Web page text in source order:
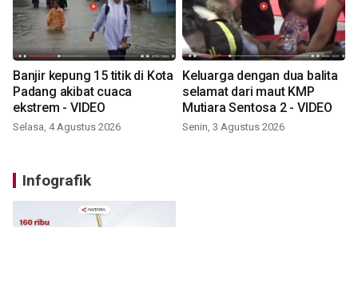
Banjir kepung 15 titik di Kota
Padang akibat cuaca
ekstrem - VIDEO
Selasa, 4 Agustus 2026
Keluarga dengan dua balita
selamat dari maut KMP
Mutiara Sentosa 2 - VIDEO
Senin, 3 Agustus 2026
Infografik